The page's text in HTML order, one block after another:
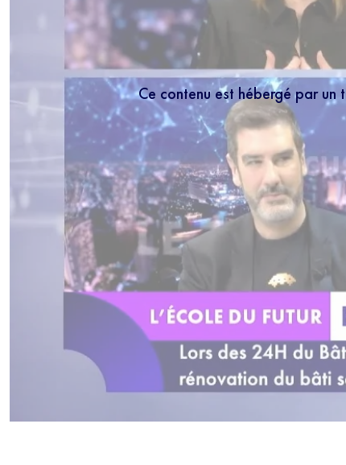
Ce contenu est hébergé par